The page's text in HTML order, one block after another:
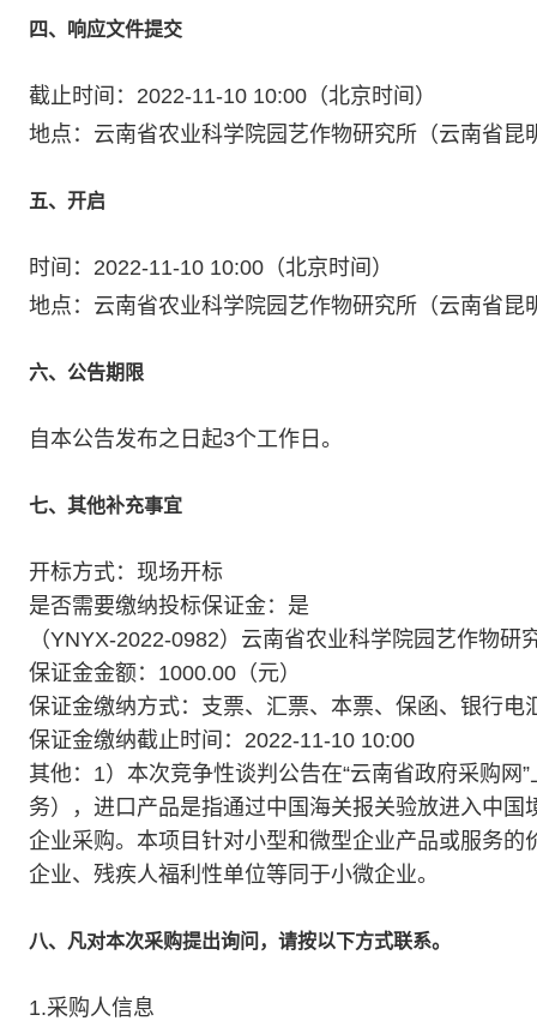
四、响应文件提交
截止时间：2022-11-10 10:00（北京时间）
地点：云南省农业科学院园艺作物研究所（云南省昆
五、开启
时间：2022-11-10 10:00（北京时间）
地点：云南省农业科学院园艺作物研究所（云南省昆
六、公告期限
自本公告发布之日起3个工作日。
七、其他补充事宜
开标方式：现场开标
是否需要缴纳投标保证金：是
（YNYX-2022-0982）云南省农业科学院园艺作物
保证金金额：1000.00（元）
保证金缴纳方式：支票、汇票、本票、保函、银行电
保证金缴纳截止时间：2022-11-10 10:00
其他：1）本次竞争性谈判公告在“云南省政府采购
务），进口产品是指通过中国海关报关验放进入中
企业采购。本项目针对小型和微型企业产品或服务
企业、残疾人福利性单位等同于小微企业。
八、凡对本次采购提出询问，请按以下方式联系。
1.采购人信息